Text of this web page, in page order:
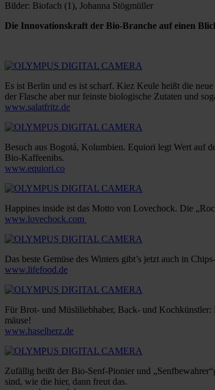
Bilder: Biofach (1), Johanna Stögmüller
Die Innovationskraft der Bio-Branche auf einen
Es ist Berlin und es ist scharf. Kiez Keule heißt die
der Flasche aber nur feinste biologische Zutaten und
www.salatfritz.de
Besuch aus Bogotá, Kolumbien. Equiori legt Wert auf
Bio-Kaffeenibs.
www.equiori.co
Happines inside ist das Motto von Lovechock. Die
www.lovechock.com
Das beste Gemüse des Winters gibt’s jetzt auch in
www.lifefood.de
Für Brot- und Müsliliebhaber, Back- und Kochkünstler:
mäuse!
www.haselherz.de
Zufällig heißt der Bio-Senf-Pionier und
sind, wie die hier, dann freut das.